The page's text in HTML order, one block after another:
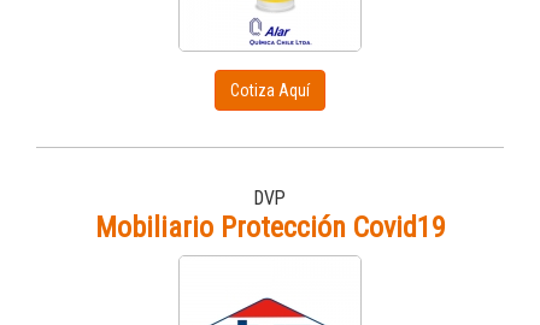
Cotiza Aquí
DVP
Mobiliario Protección Covid19